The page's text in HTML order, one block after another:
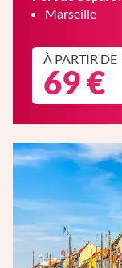
Marseille
À PARTIR DE
69 €